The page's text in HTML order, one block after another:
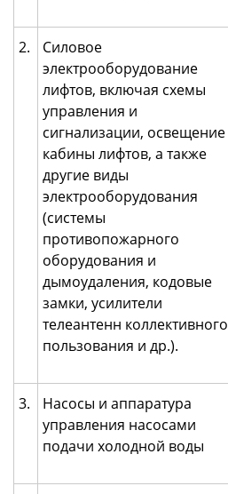
2.
Силовое
электрооборудование
лифтов, включая схемы
управления и
сигнализации, освещение
кабины лифтов, а также
другие виды
электрооборудования
(системы
противопожарного
оборудования и
дымоудаления, кодовые
замки, усилители
телеантенн коллективного
пользования и др.).
3.
Насосы и аппаратура
управления насосами
подачи холодной воды